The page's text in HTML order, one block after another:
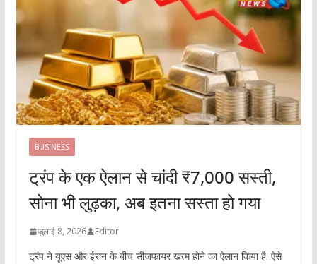
BUSINESS
ट्रंप के एक ऐलान से चांदी ₹7,000 सस्ती,
सोना भी लुढ़का, अब इतना सस्ता हो गया
जुलाई 8, 2026 Editor
ट्रंप ने यूएस और ईरान के बीच सीजफायर खत्म होने का ऐलान किया है. ऐसे